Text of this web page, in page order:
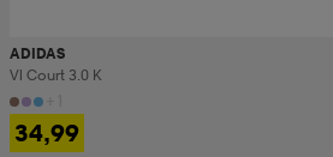
ADIDAS
Vl Court 3.0 K
34,99